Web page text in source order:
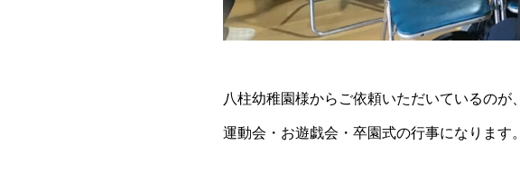
八柱幼稚園様からご依頼いただいているのが、
運動会・お遊戯会・卒園式の行事になります。